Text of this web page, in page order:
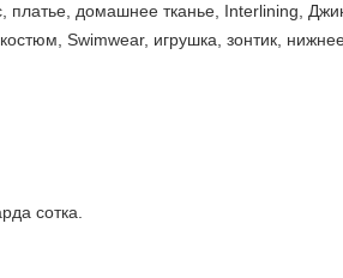
домашнее тканье, Interlining,
Swimwear, игрушка, зонтик,
сотка.